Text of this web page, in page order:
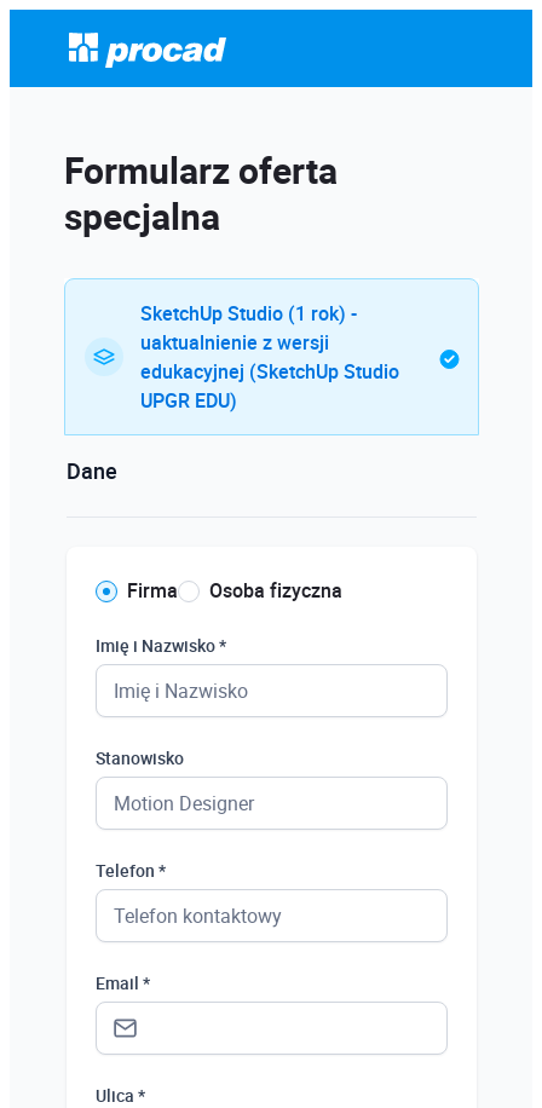
Formularz oferta
specjalna
SketchUp Studio (1 rok) -
uaktualnienie z wersji
edukacyjnej (SketchUp Studio
UPGR EDU)
Dane
Firma Osoba fizyczna
Imię i Nazwisko *
Stanowisko
Telefon *
Email *
Ulica *